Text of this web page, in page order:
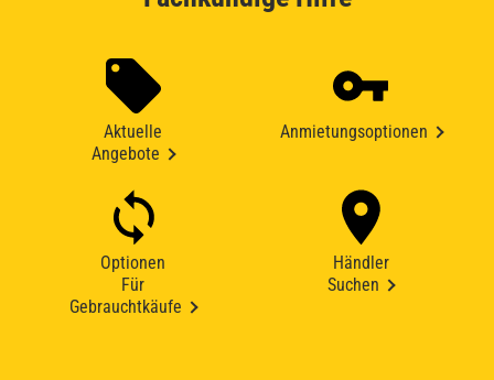
Aktuelle
Angebote
Anmietungsoptionen
Optionen
Für
Gebrauchtkäufe
Händler
Suchen